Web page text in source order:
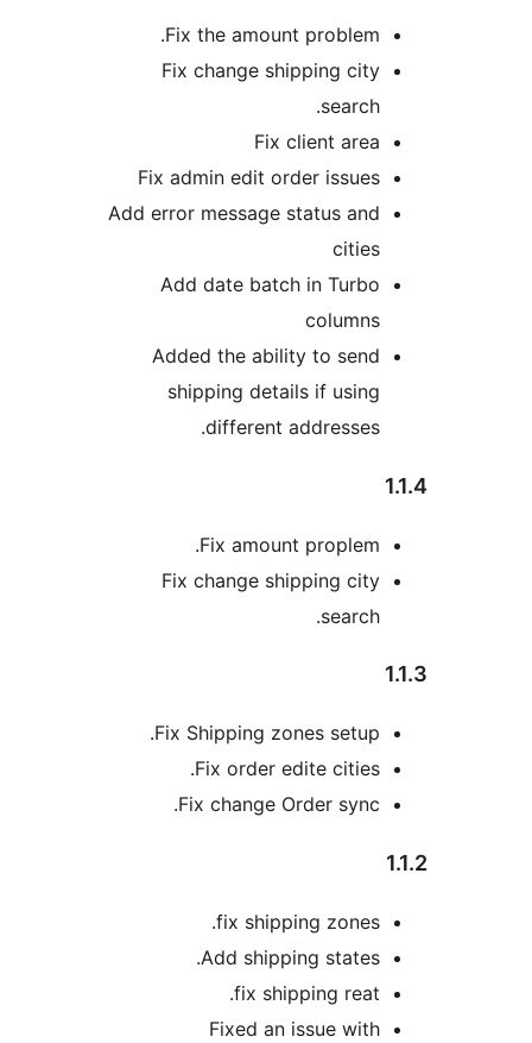
Fix the amount problem.
Fix change shipping city
Fix admin edit order issues
Add error message status and
Add date batch in Turbo
Added the ability to send
shipping details if using
different addresses.
Fix amount proplem.
Fix change shipping city
Fix Shipping zones setup.
Fix order edite cities.
Fix change Order sync.
fix shipping zones.
Add shipping states.
fix shipping reat.
Fixed an issue with